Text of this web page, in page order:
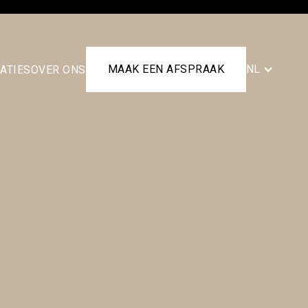
OVER ONS MAAK EEN AFSPRAAK NL